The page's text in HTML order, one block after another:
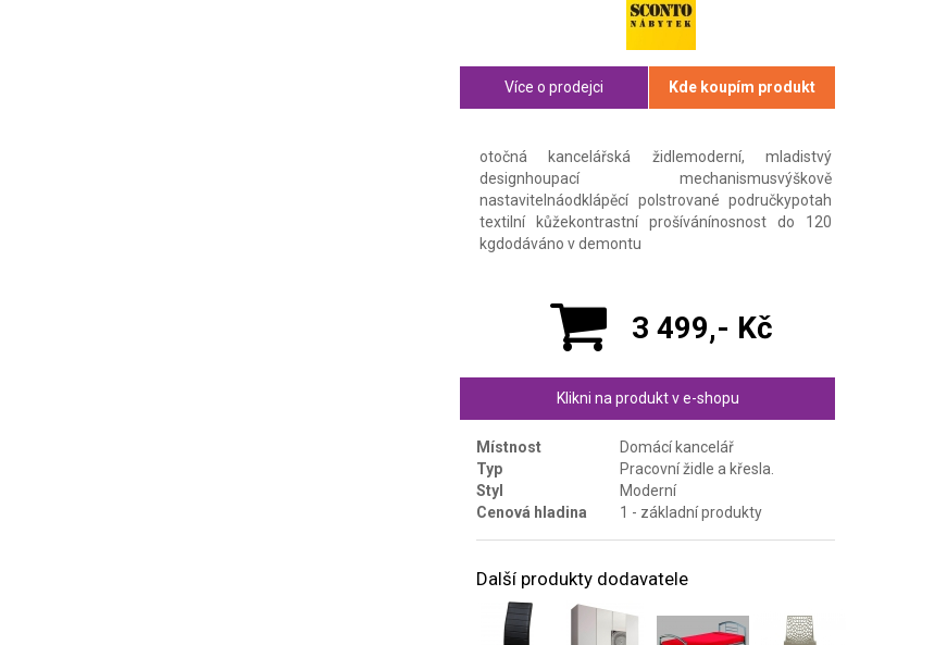
Více o prodejci Kde koupím produkt
otočná kancelářská židlemoderní, mladistvý
designhoupací mechanismusvýškově
nastavitelnáodklápěcí polstrované područkypotah
textilní kůžekontrastní prošívánínosnost do 120
kgdodáváno v demontu
3 499,- Kč
Klikni na produkt v e-shopu
Místnost
Domácí kancelář
Typ
Pracovní židle a křesla.
Styl
Moderní
Cenová hladina
1 - základní produkty
Další produkty dodavatele